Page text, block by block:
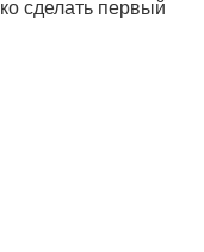
сделать первый